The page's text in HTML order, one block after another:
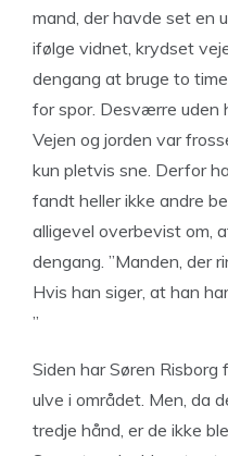
mand, der havde set en
ifølge vidnet, krydset
dengang at bruge to
for spor. Desværre uden
Vejen og jorden var
kun pletvis sne. Derfor
fandt heller ikke andre
alligevel overbevist om,
dengang. ”Manden, der
Hvis han siger, at han
”
Siden har Søren
ulve i området. Men, da
tredje hånd, er de ikke